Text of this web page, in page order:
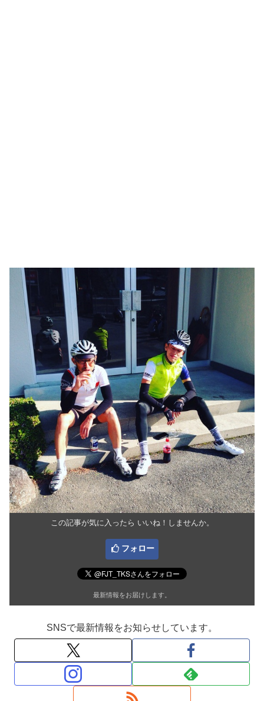
この記事が気に入ったら いいね！しませんか。
フォロー
最新情報をお届けします。
SNSで最新情報をお知らせしています。